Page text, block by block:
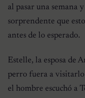
al pasar una semana
sorprendente que
antes de lo esperado.
Estelle, la esposa de
perro fuera a visitarlo
el hombre escuchó a